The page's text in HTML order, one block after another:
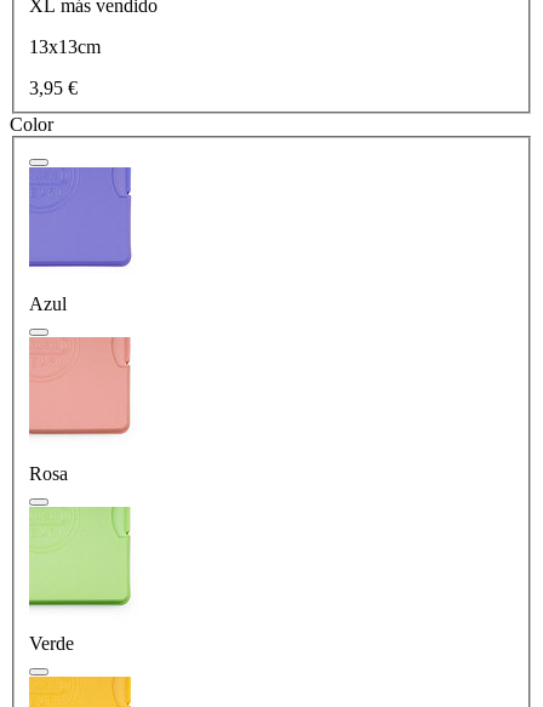
XL más vendido
13x13cm
3,95 €
Color
Azul
Rosa
Verde